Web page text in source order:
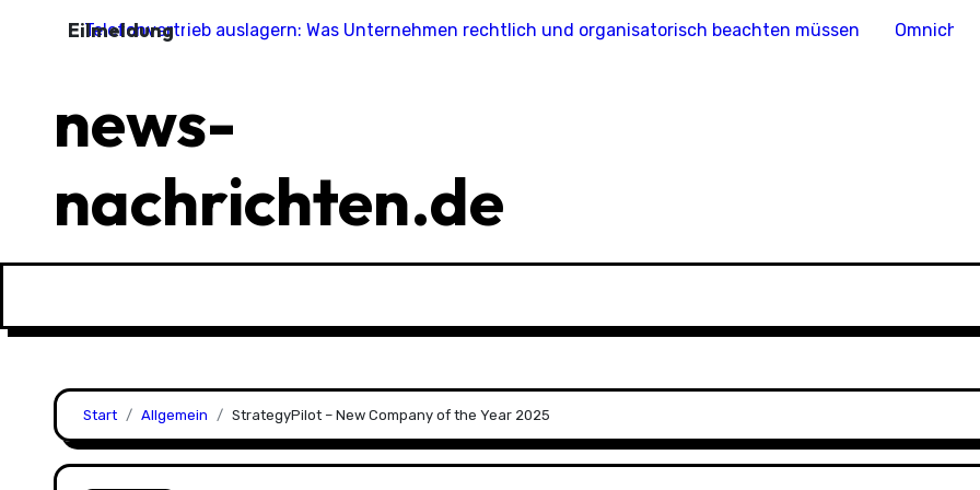
Eilmeldung
Telefonvertrieb auslagern: Was Unternehmen rechtlich und organisatorisch beachten müssen
news-
nachrichten.de
Start Allgemein StrategyPilot – New Company of the Year 2025